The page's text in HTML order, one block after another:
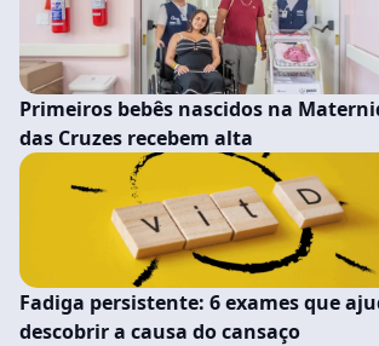
Primeiros bebês nascidos na
das Cruzes recebem alta
Fadiga persistente: 6 exames que
descobrir a causa do cansaço